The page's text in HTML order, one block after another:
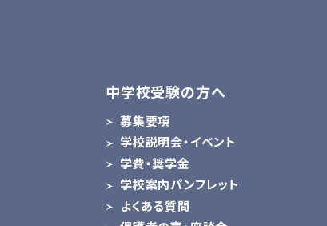
中学校受験の方へ
募集要項
学校説明会・イベント
学費・奨学金
学校案内パンフレット
よくある質問